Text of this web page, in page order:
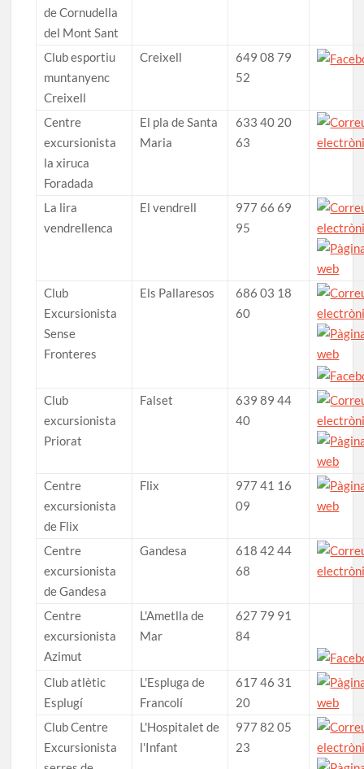
de Cornudella
del Mont Sant
Club esportiu
muntanyenc
Creixell
Creixell
649 08 79
52
Centre
excursionista
la xiruca
Foradada
El pla de Santa
Maria
633 40 20
63
La lira
vendrellenca
El vendrell
977 66 69
95
Club
Excursionista
Sense
Fronteres
Els Pallaresos
686 03 18
60
Club
excursionista
Priorat
Falset
639 89 44
40
Centre
excursionista
de Flix
Flix
977 41 16
09
Centre
excursionista
de Gandesa
Gandesa
618 42 44
68
Centre
excursionista
Azimut
L'Ametlla de
Mar
627 79 91
84
Club atlètic
Esplugí
L'Espluga de
Francolí
617 46 31
20
Club Centre
Excursionista
L'Hospitalet de
l'Infant
977 82 05
23